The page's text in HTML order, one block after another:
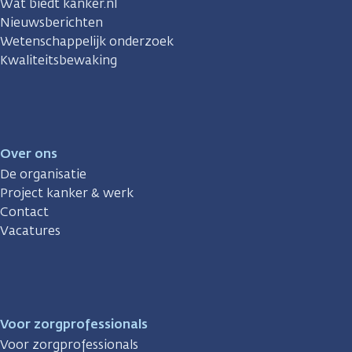
Wat biedt kanker.nl
Nieuwsberichten
Wetenschappelijk onderzoek
Kwaliteitsbewaking
Over ons
De organisatie
Project kanker & werk
Contact
Vacatures
Voor zorgprofessionals
Voor zorgprofessionals